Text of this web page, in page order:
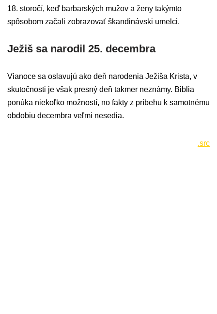
18. storočí, keď barbarských mužov a ženy takýmto
spôsobom začali zobrazovať škandinávski umelci.
Ježiš sa narodil 25. decembra
Vianoce sa oslavujú ako deň narodenia Ježiša Krista, v
skutočnosti je však presný deň takmer neznámy. Biblia
ponúka niekoľko možností, no fakty z príbehu k samotnému
obdobiu decembra veľmi nesedia.
.src